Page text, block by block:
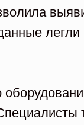
легли